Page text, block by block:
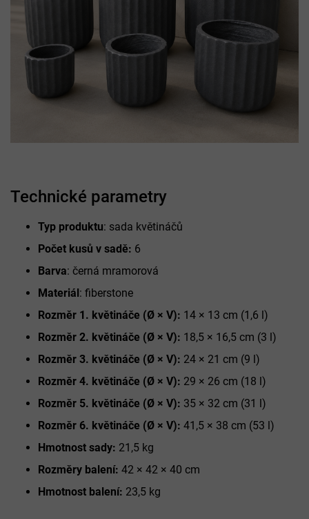
Technické parametry
Typ produktu: sada květináčů
Počet kusů v sadě: 6
Barva: černá mramorová
Materiál: fiberstone
Rozměr 1. květináče (Ø × V): 14 × 13 cm (1,6 l)
Rozměr 2. květináče (Ø × V): 18,5 × 16,5 cm (3 l)
Rozměr 3. květináče (Ø × V): 24 × 21 cm (9 l)
Rozměr 4. květináče (Ø × V): 29 × 26 cm (18 l)
Rozměr 5. květináče (Ø × V): 35 × 32 cm (31 l)
Rozměr 6. květináče (Ø × V): 41,5 × 38 cm (53 l)
Hmotnost sady: 21,5 kg
Rozměry balení: 42 × 42 × 40 cm
Hmotnost balení: 23,5 kg